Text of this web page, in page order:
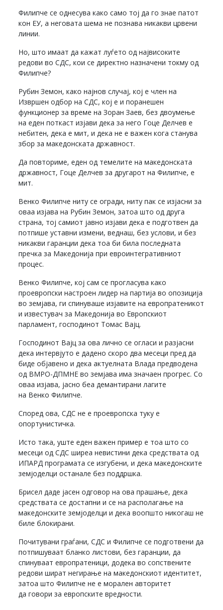
Филипче се однесува како само тој да го знае патот
кон ЕУ, а неговата шема не познава никакви црвени
линии.
Но, што имаат да кажат луѓето од највисоките
редови во СДС, кои се директно назначени токму од
Филипче?
Рубин Земон, како најнов случај, кој е член на
Извршен одбор на СДС, кој е и поранешен
функционер за време на Зоран Заев, без двоумење
на еден поткаст изјави дека за него Гоце Делчев е
небитен, дека е мит, и дека не е важен кога станува
збор за македонската државност.
Да повториме, еден од темелите на македонската
државност, Гоце Делчев за другарот на Филипче, е
мит.
Венко Филипче ниту се огради, ниту пак се изјасни за
оваа изјава на Рубин Земон, затоа што од друга
страна, тој самиот јавно изјави дека е подготвен да
потпише уставни измени, веднаш, без услови, и без
никакви гаранции дека тоа би била последната
пречка за Македонија при евроинтегративниот
процес.
Венко Филипче, кој сам се прогласува како
проевропски настроен лидер на партија во опозиција
во земјава, ги спинуваше изјавите на европратеникот
и известувач за Македонија во Европскиот
парламент, господинот Томас Вајц.
Господинот Вајц за ова лично се огласи и разјасни
дека интервјуто е дадено скоро два месеци пред да
биде објавено и дека актуелната Влада предводена
од ВМРО-ДПМНЕ во земјава има значаен прогрес. Со
оваа изјава, јасно беа демантирани лагите
на Венко Филипче.
Според ова, СДС не е проевропска туку е
опортунистичка.
Исто така, уште еден важен пример е тоа што со
месеци од СДС ширеа невистини дека средствата од
ИПАРД програмата се изгубени, и дека македонските
земјоделци останале без поддршка.
Брисел даде јасен одговор на ова прашање, дека
средствата се достапни и се на располагање на
македонските земјоделци и дека воопшто никогаш не
биле блокирани.
Почитувани граѓани, СДС и Филипче се подготвени да
потпишуваат бланко листови, без гаранции, да
спинуваат европратеници, додека во сопствените
редови шират негирање на македонскиот идентитет,
затоа што Филипче не е морален авторитет
да говори за европските вредности.